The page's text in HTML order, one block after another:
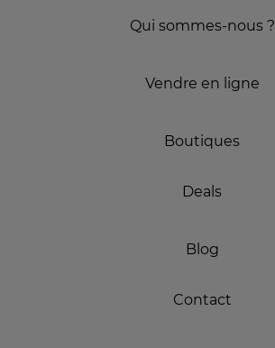
Qui sommes-nous ?
Vendre en ligne
Boutiques
Deals
Blog
Contact